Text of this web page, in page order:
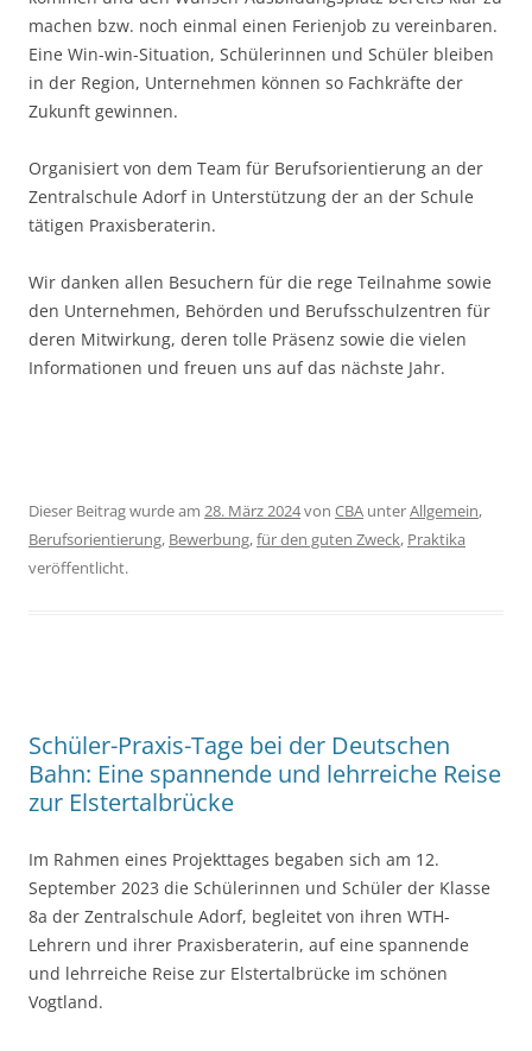
machen bzw. noch einmal einen Ferienjob zu vereinbaren.
Eine Win-win-Situation, Schülerinnen und Schüler bleiben
in der Region, Unternehmen können so Fachkräfte der
Zukunft gewinnen.
Organisiert von dem Team für Berufsorientierung an der
Zentralschule Adorf in Unterstützung der an der Schule
tätigen Praxisberaterin.
Wir danken allen Besuchern für die rege Teilnahme sowie
den Unternehmen, Behörden und Berufsschulzentren für
deren Mitwirkung, deren tolle Präsenz sowie die vielen
Informationen und freuen uns auf das nächste Jahr.
Dieser Beitrag wurde am 28. März 2024von CBA unterAllgemein,
Berufsorientierung, Bewerbung,für den guten Zweck, Praktika
veröffentlicht.
Schüler-Praxis-Tage bei der Deutschen
Bahn: Eine spannende und lehrreiche Reise
zur Elstertalbrücke
Im Rahmen eines Projekttages begaben sich am 12.
September 2023 die Schülerinnen und Schüler der Klasse
8a der Zentralschule Adorf, begleitet von ihren WTH-
Lehrern und ihrer Praxisberaterin, auf eine spannende
und lehrreiche Reise zur Elstertalbrücke im schönen
Vogtland.